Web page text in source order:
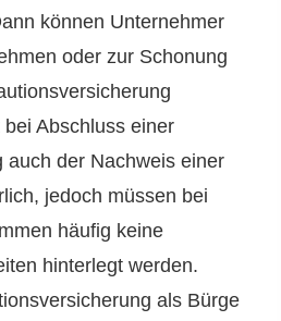
können Unternehmer
oder zur Schonung
Abschluss einer
auch der Nachweis einer
jedoch müssen bei
häufig keine
hinterlegt werden.
als Bürge